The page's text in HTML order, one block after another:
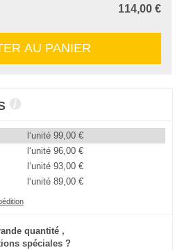
114,00 €
AU PANIER
l‘unité99,00 €
l‘unité96,00 €
l‘unité93,00 €
l‘unité89,00 €
quantité ,
spéciales ?